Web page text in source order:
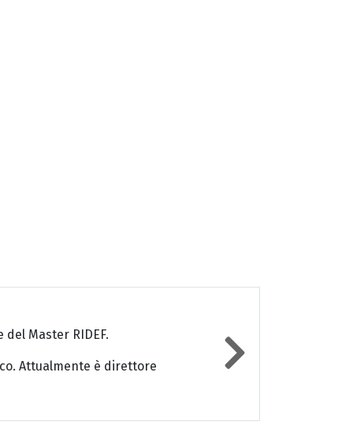
Master RIDEF.
Attualmente è direttore